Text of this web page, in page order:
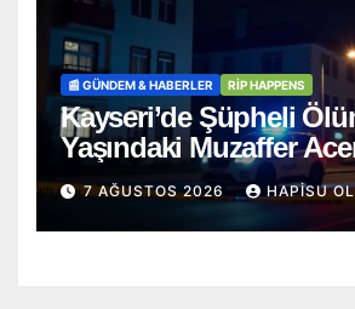
📰 GÜNDEM & HABERLER RİP HAPPENS
Kayseri’de Şüpheli
Yaşındaki Muzaffer
Cansız Bulundu
7 AĞUSTOS 2026 HAPISU